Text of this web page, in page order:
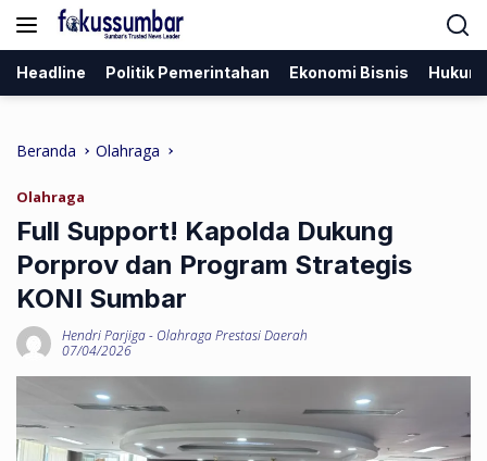
Langsung
Headline Politik Pemerintahan Ekonomi Bisnis Hukum
Beranda Olahraga
Olahraga
Full Support! Kapolda Dukung
Porprov dan Program Strategis
KONI Sumbar
Hendri Parjiga- Olahraga Prestasi Daerah
07/04/2026